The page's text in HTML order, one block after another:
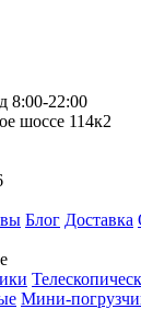
8:00-22:00
шоссе 114к2
Блог Доставка
Мини-